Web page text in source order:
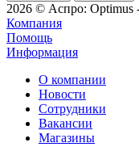
2026 © Аспро: Optimus
Компания
Помощь
Информация
О компании
Новости
Сотрудники
Вакансии
Магазины